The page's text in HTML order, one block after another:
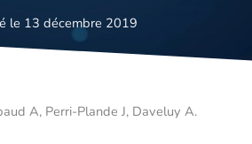
le 13 décembre 2019
A, Perri-Plande J, Daveluy A.